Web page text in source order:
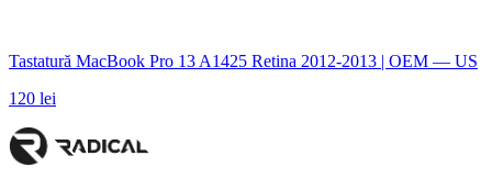
Tastatură MacBook Pro 13 A1425 Retina 2012-2013 | OEM — US
120 lei